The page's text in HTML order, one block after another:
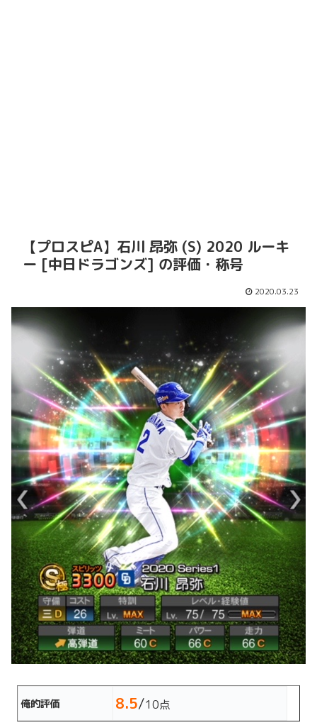
【プロスピA】石川 昂弥 (S) 2020 ルーキ
ー [中日ドラゴンズ] の評価・称号
2020.03.23
俺的評価 8.5/10点